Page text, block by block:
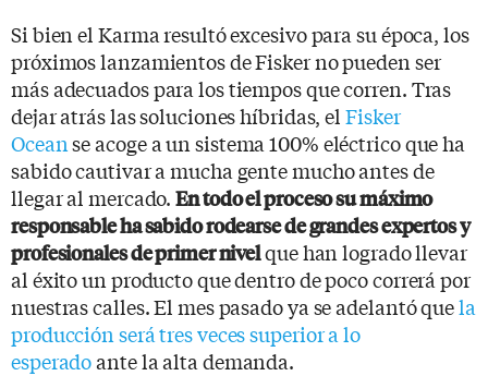
Si bien el Karma resultó excesivo para su época, los
próximos lanzamientos de Fisker no pueden ser
más adecuados para los tiempos que corren. Tras
dejar atrás las soluciones híbridas, el Fisker
Oceanse acoge a un sistema 100% eléctrico que ha
sabido cautivar a mucha gente mucho antes de
llegar al mercado.En todo el proceso su máximo
responsable ha sabido rodearse de grandes expertos y
profesionales de primer nivelque han logrado llevar
al éxito un producto que dentro de poco correrá por
nuestras calles. El mes pasado ya se adelantó quela
producción será tres veces superior a lo
esperadoante la alta demanda.